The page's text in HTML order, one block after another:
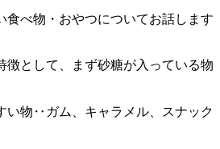
食べ物・おやつについてお話します
徴として、まず砂糖が入っている物
い物‥ガム、キャラメル、スナック